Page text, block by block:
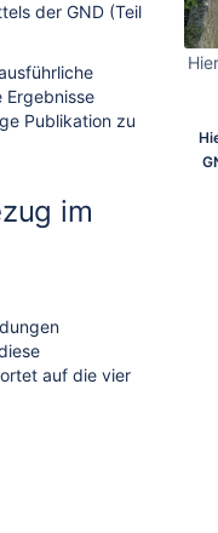
der GND (Teil
Ergebnisse
Publikation zu
im
auf die vier